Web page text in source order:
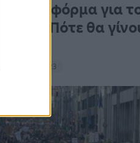
η πλατφόρμα για
Pass – Πότε θα
2023